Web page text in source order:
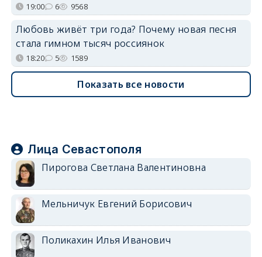
19:00 6 9568
Любовь живёт три года? Почему новая песня
стала гимном тысяч россиянок
18:20 5 1589
Показать все новости
Лица Севастополя
Пирогова Светлана Валентиновна
Мельничук Евгений Борисович
Поликахин Илья Иванович